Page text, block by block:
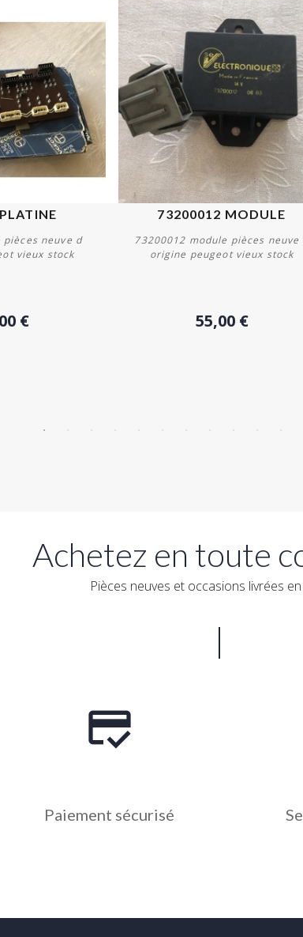
neuve d
vieux stock
€
73200012 MODULE
73200012 module pièces neuve
origine peugeot vieux stock
55,00 €
Achetez en toute
Pièces neuves et occasions livrées
credit_score
Paiement sécurisé